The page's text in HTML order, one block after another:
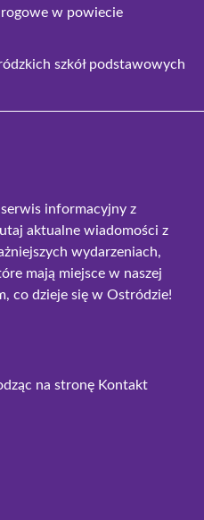
w powiecie
szkół podstawowych
informacyjny z
aktualne wiadomości z
wydarzeniach,
mają miejsce w naszej
co dzieje się w Ostródzie!
na stronę Kontakt